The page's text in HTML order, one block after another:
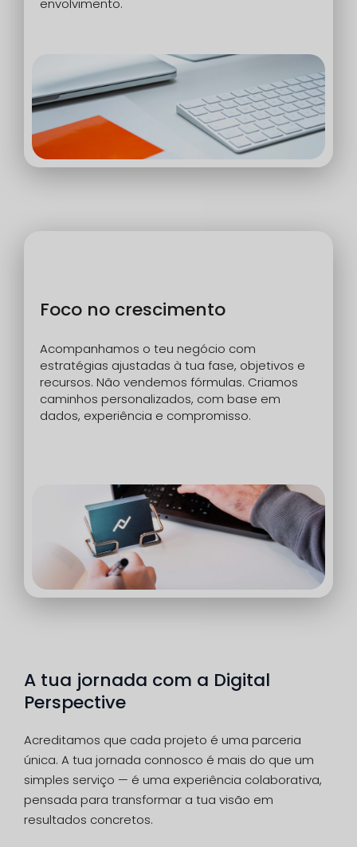
envolvimento.
Foco no crescimento
Acompanhamos o teu negócio com
estratégias ajustadas à tua fase, objetivos e
recursos. Não vendemos fórmulas. Criamos
caminhos personalizados, com base em
dados, experiência e compromisso.
A tua jornada com a Digital
Perspective
Acreditamos que cada projeto é uma parceria
única. A tua jornada connosco é mais do que um
simples serviço — é uma experiência colaborativa,
pensada para transformar a tua visão em
resultados concretos.